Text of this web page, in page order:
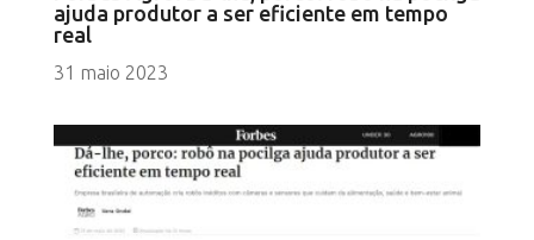
ajuda produtor a ser eficiente em tempo
real
31 maio 2023